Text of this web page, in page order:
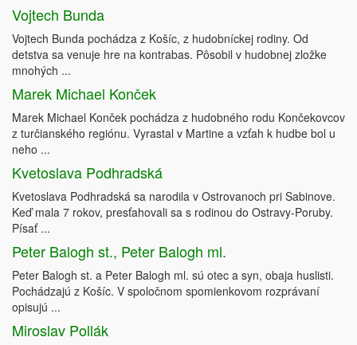
Vojtech Bunda
Vojtech Bunda pochádza z Košíc, z hudobníckej rodiny. Od
detstva sa venuje hre na kontrabas. Pôsobil v hudobnej zložke
mnohých ...
Marek Michael Konček
Marek Michael Konček pochádza z hudobného rodu Končekovcov
z turčianského regiónu. Vyrastal v Martine a vzťah k hudbe bol u
neho ...
Kvetoslava Podhradská
Kvetoslava Podhradská sa narodila v Ostrovanoch pri Sabinove.
Keď mala 7 rokov, presťahovali sa s rodinou do Ostravy-Poruby.
Písať ...
Peter Balogh st., Peter Balogh ml.
Peter Balogh st. a Peter Balogh ml. sú otec a syn, obaja huslisti.
Pochádzajú z Košíc. V spoločnom spomienkovom rozprávaní
opisujú ...
Miroslav Pollák